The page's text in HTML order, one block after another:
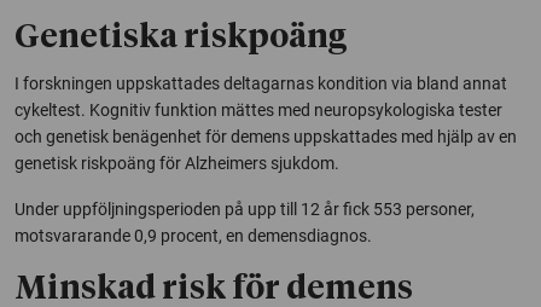
Genetiska riskpoäng
I forskningen uppskattades deltagarnas kondition via bland annat
cykeltest. Kognitiv funktion mättes med neuropsykologiska tester
och genetisk benägenhet för demens uppskattades med hjälp av en
genetisk riskpoäng för Alzheimers sjukdom.
Under uppföljningsperioden på upp till 12 år fick 553 personer,
motsvararande 0,9 procent, en demensdiagnos.
Minskad risk för demens